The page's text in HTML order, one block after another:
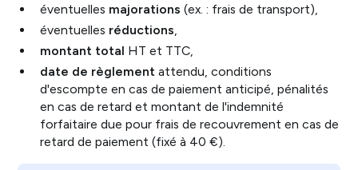
éventuelles majorations (ex. : frais de transport),
éventuelles réductions,
montant total HT et TTC,
date de règlementattendu, conditions
d'escompte en cas de paiement anticipé, pénalités
en cas de retard et montant de l'indemnité
forfaitaire due pour frais de recouvrement en cas de
retard de paiement (fixé à 40 €).